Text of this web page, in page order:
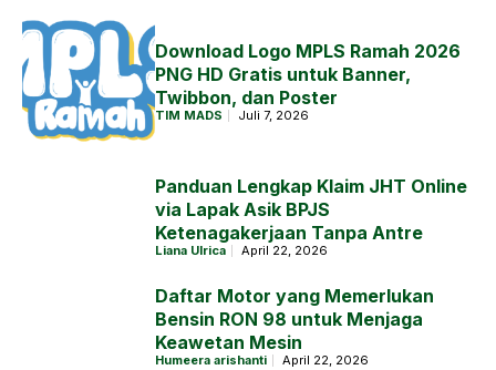
Download Logo MPLS Ramah 2026
PNG HD Gratis untuk Banner,
Twibbon, dan Poster
TIM MADS Juli 7, 2026
Panduan Lengkap Klaim JHT Online
via Lapak Asik BPJS
Ketenagakerjaan Tanpa Antre
Liana Ulrica April 22, 2026
Daftar Motor yang Memerlukan
Bensin RON 98 untuk Menjaga
Keawetan Mesin
Humeera arishanti April 22, 2026